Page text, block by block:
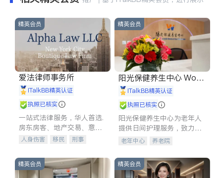
精英会员
爱法律师事务所
iTalkBB精英认证
执照已核实
一站式法律服务，华人首选.
房东房客、地产交易、意外
伤害、车祸重伤、商业诉
建筑合同、刑事案件全包办
人身伤害 移民
刑事
信托/遗嘱
商业
商标注册
索赔
律师-其它
精英会员
阳光保健养生中心 World
shine
iTalkBB精英认证
执照已核实
阳光保健养生中心为老年人
提供日间护理服务，致力于
通过持续的护理创新来有效
老年中心 养老院
精英会员 精英会员